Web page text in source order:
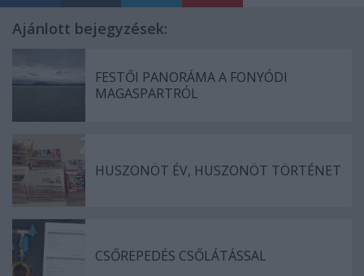
Ajánlott bejegyzések:
FESTŐI PANORÁMA A FONYÓDI
MAGASPARTRÓL
HUSZONÖT ÉV, HUSZONÖT TÖRTÉNET
CSŐREPEDÉS CSŐLÁTÁSSAL